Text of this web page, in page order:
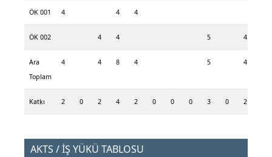
ÖK 001 4 4 4
ÖK 002 4 4 5 4
Ara
Toplam
4 4 8 4 5 4
Katkı 2 0 2 4 2 0 0 0 3 0 2
AKTS / İŞ YÜKÜ TABLOSU